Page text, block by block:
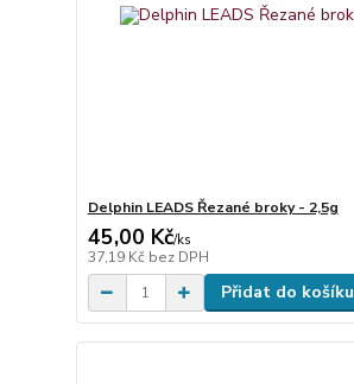
Delphin LEADS Řezané broky - 2,5g
45,00 Kč/ks
37,19 Kč bez DPH
Přidat do košíku